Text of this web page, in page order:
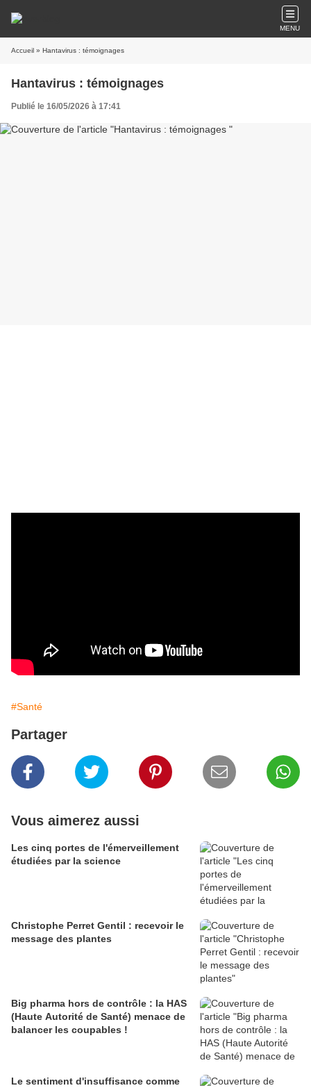
MENU
Accueil » Hantavirus : témoignages
Hantavirus : témoignages
Publié le 16/05/2026 à 17:41
#Santé
Partager
Vous aimerez aussi
Les cinq portes de l'émerveillement
étudiées par la science
Christophe Perret Gentil : recevoir le
message des plantes
Big pharma hors de contrôle : la HAS
(Haute Autorité de Santé) menace de
balancer les coupables !
Le sentiment d'insuffisance comme